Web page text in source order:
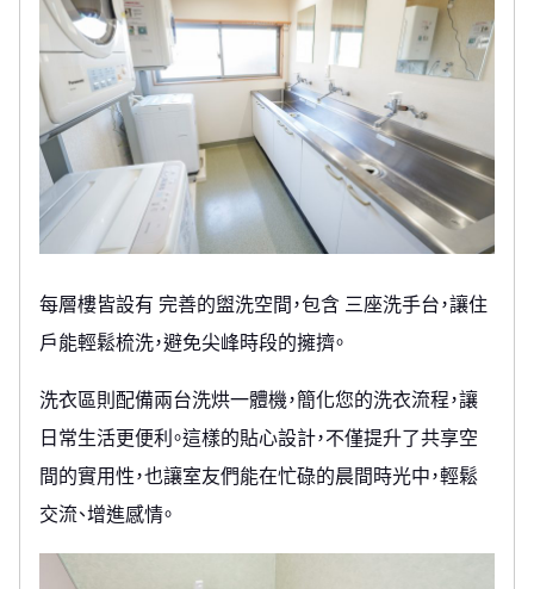
每層樓皆設有 完善的盥洗空間，包含 三座洗手台，讓住
戶能輕鬆梳洗，避免尖峰時段的擁擠。
洗衣區則配備兩台洗烘一體機，簡化您的洗衣流程，讓
日常生活更便利。這樣的貼心設計，不僅提升了共享空
間的實用性，也讓室友們能在忙碌的晨間時光中，輕鬆
交流、增進感情。